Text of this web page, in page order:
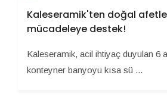
Kaleseramik'ten doğal
mücadeleye destek!
Kaleseramik, acil ihtiyaç duyulan 6
konteyner banyoyu kısa sü ...